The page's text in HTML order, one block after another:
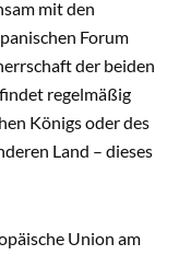
mit den
Forum
der beiden
regelmäßig
Königs oder des
Land – dieses
Union am